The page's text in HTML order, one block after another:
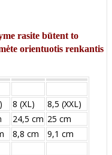
rasite būtent to
orientuotis renkantis
8 (XL)
8,5 (XXL)
24,5 cm 25 cm
8,8 cm
9,1 cm